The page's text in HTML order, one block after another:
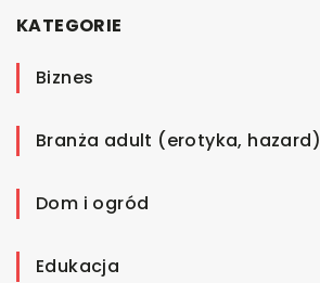
KATEGORIE
Biznes
Branża adult (erotyka, hazard)
Dom i ogród
Edukacja